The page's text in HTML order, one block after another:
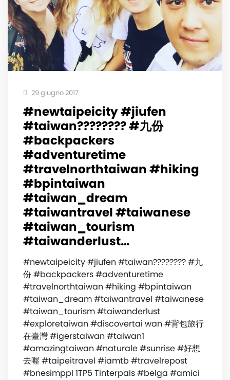
29 giugno 2017
#newtaipeicity #jiufen
#taiwan???????? #九份
#backpackers
#adventuretime
#travelnorthtaiwan #hiking
#bpintaiwan
#taiwan_dream
#taiwantravel #taiwanese
#taiwan_tourism
#taiwanderlust…
#newtaipeicity #jiufen #taiwan???????? #九
份 #backpackers #adventuretime
#travelnorthtaiwan #hiking #bpintaiwan
#taiwan_dream #taiwantravel #taiwanese
#taiwan_tourism #taiwanderlust
#exploretaiwan #discovertai wan #背包旅行
在臺灣 #igerstaiwan #taiwan1
#amazingtaiwan #naturale #sunrise #好想
去喔 #taipeitravel #iamtb #travelrepost
#bnesimppl 1TP5 Tinterpals #belga #amici